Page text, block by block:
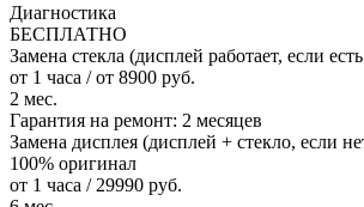
Диагностика
БЕСПЛАТНО
Замена стекла (дисплей работает, если
от 1 часа / от 8900 руб.
2 мес.
Гарантия на ремонт: 2 месяцев
Замена дисплея (дисплей + стекло, если
100% оригинал
от 1 часа / 29990 руб.